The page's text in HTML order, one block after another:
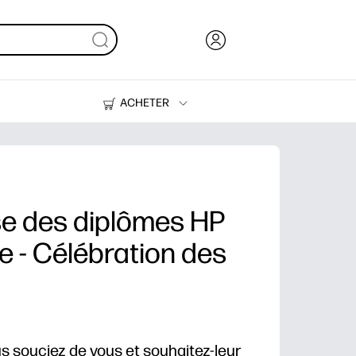
ACHETER
Imprimantes
des diplômes HP
- Célébration des
souciez de vous et souhaitez-leur